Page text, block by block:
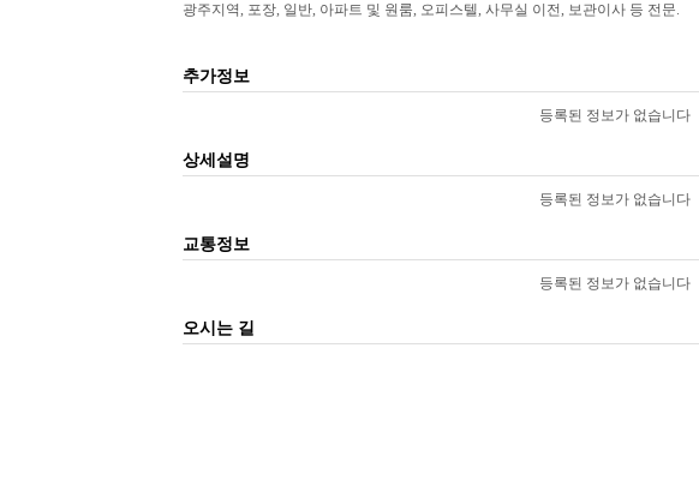
광주지역, 포장, 일반, 아파트 및 원룸, 오피스텔, 사무실 이전, 보관이사 등 전문.
추가정보
등록된 정보가 없습니다
상세설명
등록된 정보가 없습니다
교통정보
등록된 정보가 없습니다
오시는 길